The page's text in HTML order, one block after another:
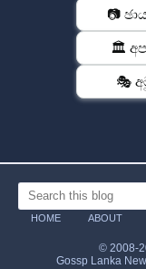
📷
🏛️
🎭
HOME ABOUT
© 2008-
Gossp Lanka